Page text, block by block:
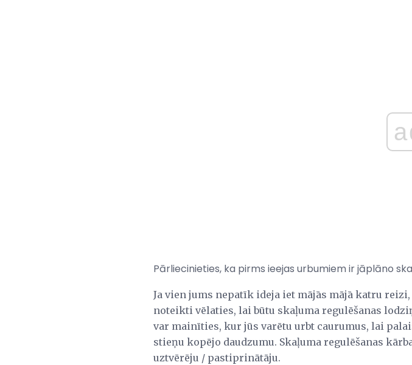
Pārliecinieties, ka pirms ieejas urbumiem ir jāplāno
Ja vien jums nepatīk ideja iet mājās mājā katru
noteikti vēlaties, lai būtu skaļuma regulēšanas
var mainīties, kur jūs varētu urbt caurumus, lai
stieņu kopējo daudzumu. Skaļuma regulēšanas
uztvērēju / pastiprinātāju.